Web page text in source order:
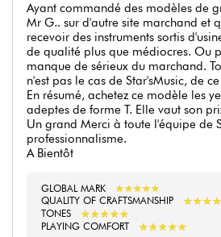
Ayant commandé des modèles de
Mr G.. sur d'autre site marchand et
recevoir des instruments sortis
de qualité plus que médiocres. Ou
manque de sérieux du marchand.
n'est pas le cas de Star'sMusic, de
En résumé, achetez ce modèle les
adeptes de forme T. Elle vaut son
Un grand Merci à toute l'équipe de
professionnalisme.
A Bientôt
GLOBAL MARK ★★★★★
★★★★★
QUALITY OF CRAFTSMANSHIP
★★★★
★★★★
TONES ★★★★★
★★★★★
PLAYING COMFORT ★★★★★
★★★★★